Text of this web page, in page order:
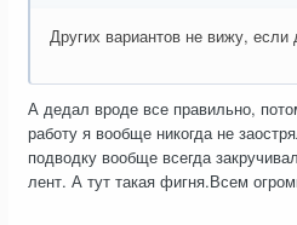
Других вариантов не вижу,
А дедал вроде все правильно,
работу я вообще никогда не
подводку вообще всегда
лент. А тут такая фигня.Всем